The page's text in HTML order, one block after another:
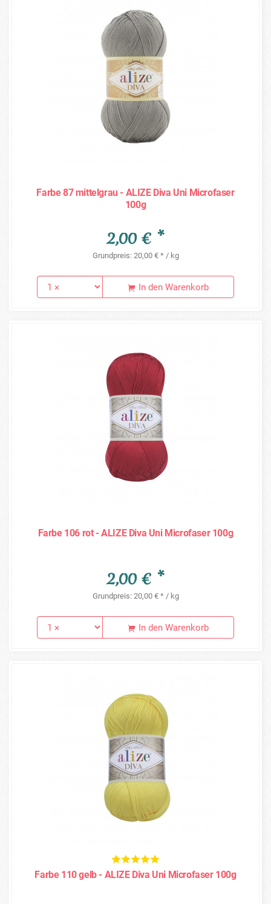
Farbe 87 mittelgrau - ALIZE Diva Uni Microfaser
100g
2,00 € *
Grundpreis: 20,00 € * / kg
In den Warenkorb
Farbe 106 rot - ALIZE Diva Uni Microfaser 100g
2,00 € *
Grundpreis: 20,00 € * / kg
In den Warenkorb
Farbe 110 gelb - ALIZE Diva Uni Microfaser 100g